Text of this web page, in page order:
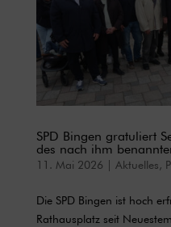
SPD Bingen gratuliert
des nach ihm
11. Mai 2026 Aktuelles,
Die SPD Bingen ist hoch
Rathausplatz seit